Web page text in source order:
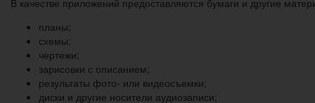
планы;
схемы;
чертежи;
зарисовки с описанием;
результаты фото- или видеосъемки;
диски и другие носители аудиозаписи;